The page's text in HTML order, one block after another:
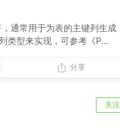
常用于为表的主键列生成
类型来实现，可参考《P...
分享
关注